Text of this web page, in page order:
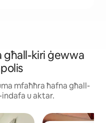
għall-kiri ġewwa
mfaħħra ħafna għall-
u aktar.